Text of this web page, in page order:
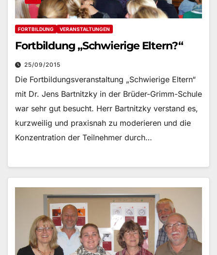
FORTBILDUNG VERANSTALTUNGEN
Fortbildung „Schwierige Eltern?“
25/09/2015
Die Fortbildungsveranstaltung „Schwierige Eltern“
mit Dr. Jens Bartnitzky in der Brüder-Grimm-Schule
war sehr gut besucht. Herr Bartnitzky verstand es,
kurzweilig und praxisnah zu moderieren und die
Konzentration der Teilnehmer durch…